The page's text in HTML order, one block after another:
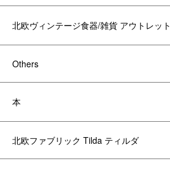
北欧ヴィンテージ食器/雑貨 アウトレット
Others
本
北欧ファブリック Tilda ティルダ